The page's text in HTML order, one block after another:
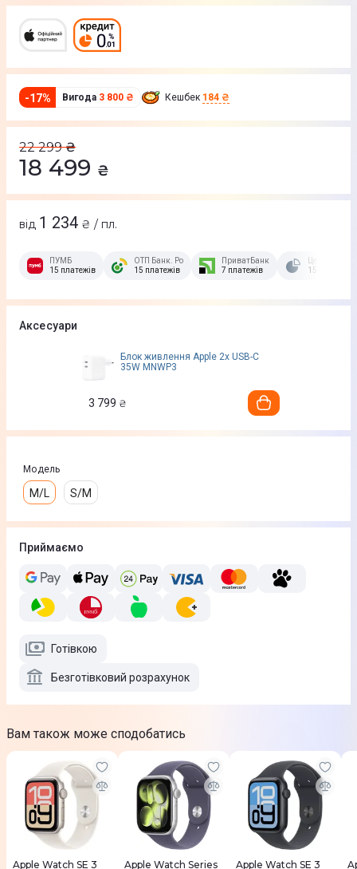
-17% Вигода 3 800 ₴ Кешбек 184 ₴
22 299 ₴
18 499 ₴
від 1 234 ₴ / пл.
ПУМБ
15 платежів
ОТП Банк. Розстрочка Скибочка.
15 платежів
ПриватБанк
7 платежів
15 платежів
Аксесуари
Блок живлення Apple 2x USB-C
35W MNWP3
3 799 ₴
Модель
M/L S/M
Приймаємо
Готівкою
Безготівковий розрахунок
Вам також може сподобатись
Apple Watch SE 3
Apple Watch Series
Apple Watch SE 3